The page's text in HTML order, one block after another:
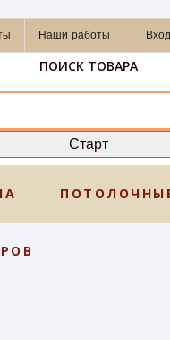
Наши работы Вход
ПОИСК ТОВАРА